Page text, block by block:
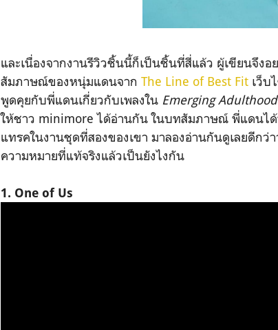
และเนื่องจากงานรีวิวชิ้นนี้ก็เป็นชิ้นที่สี่แล้ว ผู้เขียนจึง
สัมภาษณ์ของหนุ่มแดนจาก The Line of Best Fit เว็บ
พูดคุยกับพี่แดนเกี่ยวกับเพลงใน Emerging Adulthood
ให้ชาว minimore ได้อ่านกัน ในบทสัมภาษณ์ พี่แดนได้
แทรคในงานชุดที่สองของเขา มาลองอ่านกันดูเลยดีกว่
ความหมายที่แท้จริงแล้วเป็นยังไงกัน
1. One of Us